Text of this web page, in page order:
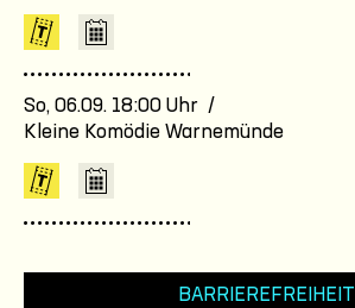
So, 06.09. 18:00 Uhr /
Kleine Komödie Warnemünde
BARRIEREFREIHEIT